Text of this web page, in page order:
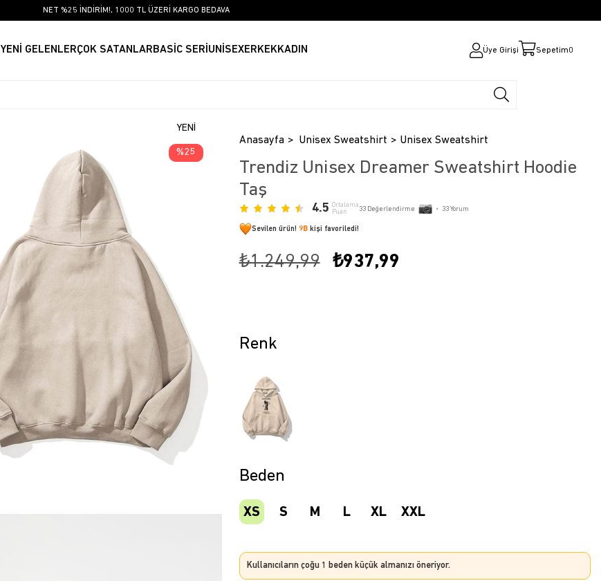
NET %25 İNDİRİM!, 1000 TL ÜZERİ KARGO BEDAVA
YENİ GELENLERÇOK SATANLARBASİC SERİ UNİSEXERKEKKADIN Üye Girişi Sepetim0
YENI
ÜRÜN
25
Anasayfa Unisex Sweatshirt Unisex Sweatshirt
Trendiz Unisex Dreamer Sweatshirt Hoodie
Taş
4.5 Ortalama
Puan
33Değerlendirme • 33Yorum
Sevilen ürün! 9Bkişi favoriledi!
₺1.249,99 ₺937,99
Beden
XS S M L XL XXL
Kullanıcıların çoğu 1 beden küçük almanızı öneriyor.